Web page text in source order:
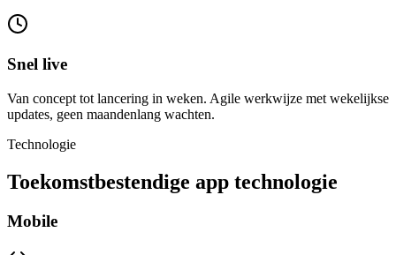
Snel live
Van concept tot lancering in weken. Agile werkwijze met wekelijkse
updates, geen maandenlang wachten.
Technologie
Toekomstbestendige app technologie
Mobile